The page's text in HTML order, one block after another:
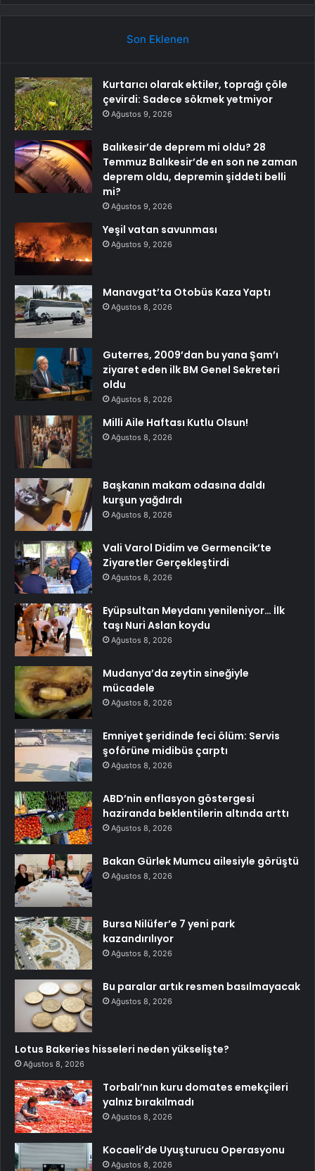
Son Eklenen
Kurtarıcı olarak ektiler, toprağı çöle
çevirdi: Sadece sökmek yetmiyor
Ağustos 9, 2026
Balıkesir’de deprem mi oldu? 28
Temmuz Balıkesir’de en son ne zaman
deprem oldu, depremin şiddeti belli
mi?
Ağustos 9, 2026
Yeşil vatan savunması
Ağustos 9, 2026
Manavgat’ta Otobüs Kaza Yaptı
Ağustos 8, 2026
Guterres, 2009’dan bu yana Şam’ı
ziyaret eden ilk BM Genel Sekreteri
oldu
Ağustos 8, 2026
Milli Aile Haftası Kutlu Olsun!
Ağustos 8, 2026
Başkanın makam odasına daldı
kurşun yağdırdı
Ağustos 8, 2026
Vali Varol Didim ve Germencik’te
Ziyaretler Gerçekleştirdi
Ağustos 8, 2026
Eyüpsultan Meydanı yenileniyor… İlk
taşı Nuri Aslan koydu
Ağustos 8, 2026
Mudanya’da zeytin sineğiyle
mücadele
Ağustos 8, 2026
Emniyet şeridinde feci ölüm: Servis
şoförüne midibüs çarptı
Ağustos 8, 2026
ABD’nin enflasyon göstergesi
haziranda beklentilerin altında arttı
Ağustos 8, 2026
Bakan Gürlek Mumcu ailesiyle görüştü
Ağustos 8, 2026
Bursa Nilüfer’e 7 yeni park
kazandırılıyor
Ağustos 8, 2026
Bu paralar artık resmen basılmayacak
Ağustos 8, 2026
Lotus Bakeries hisseleri neden yükselişte?
Ağustos 8, 2026
Torbalı’nın kuru domates emekçileri
yalnız bırakılmadı
Ağustos 8, 2026
Kocaeli’de Uyuşturucu Operasyonu
Ağustos 8, 2026